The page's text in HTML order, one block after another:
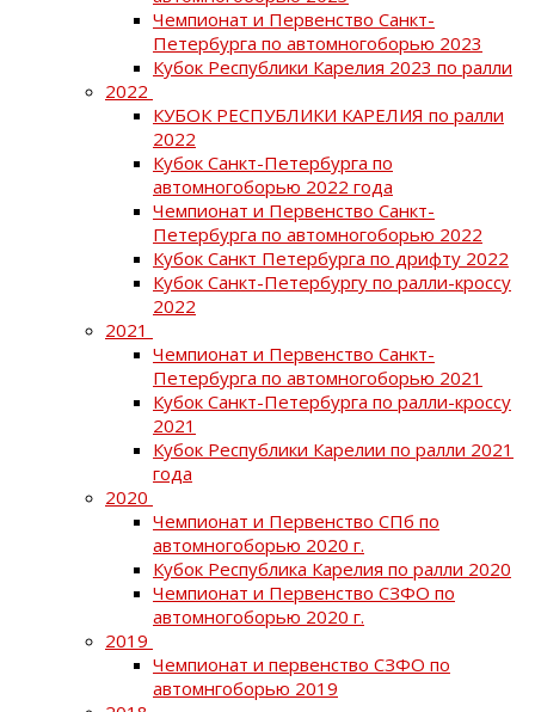
Чемпионат и Первенство Санкт-
Петербурга по автомногоборью 2023
Кубок Республики Карелия 2023 по ралли
2022
КУБОК РЕСПУБЛИКИ КАРЕЛИЯ по ралли
2022
Кубок Санкт-Петербурга по
автомногоборью 2022 года
Чемпионат и Первенство Санкт-
Петербурга по автомногоборью 2022
Кубок Санкт Петербурга по дрифту 2022
Кубок Санкт-Петербургу по ралли-кроссу
2022
2021
Чемпионат и Первенство Санкт-
Петербурга по автомногоборью 2021
Кубок Санкт-Петербурга по ралли-кроссу
2021
Кубок Республики Карелии по ралли 2021
года
2020
Чемпионат и Первенство СПб по
автомногоборью 2020 г.
Кубок Республика Карелия по ралли 2020
Чемпионат и Первенство СЗФО по
автомногоборью 2020 г.
2019
Чемпионат и первенство СЗФО по
автомнгоборью 2019